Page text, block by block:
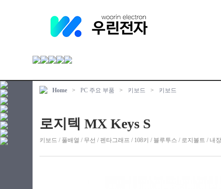
Home > PC 주요 부품 > 키보드 > 키보드
로지텍 MX Keys S
키보드 / 풀배열 / 무선 / 펜타그래프 / 108키 / 블루투스 / 로지볼트 / 내